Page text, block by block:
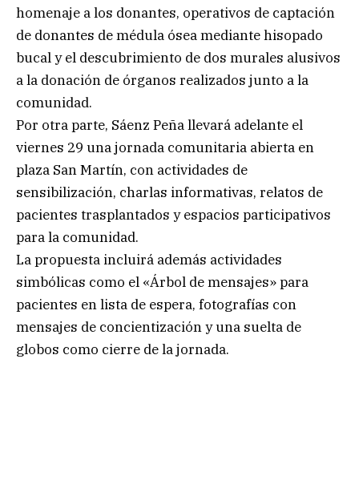
homenaje a los donantes, operativos de captación
de donantes de médula ósea mediante hisopado
bucal y el descubrimiento de dos murales alusivos
a la donación de órganos realizados junto a la
comunidad.
Por otra parte, Sáenz Peña llevará adelante el
viernes 29 una jornada comunitaria abierta en
plaza San Martín, con actividades de
sensibilización, charlas informativas, relatos de
pacientes trasplantados y espacios participativos
para la comunidad.
La propuesta incluirá además actividades
simbólicas como el «Árbol de mensajes» para
pacientes en lista de espera, fotografías con
mensajes de concientización y una suelta de
globos como cierre de la jornada.